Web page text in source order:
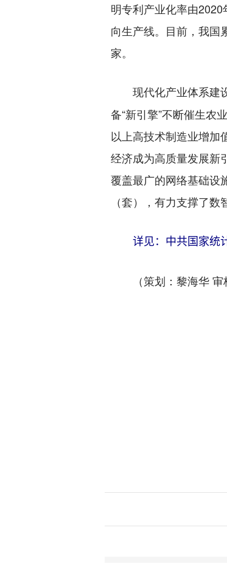
明专利产业化率由
向生产线。目前，我国
家。
现代化产业体系建
备“新引擎”不断催生农
以上高技术制造业增加
经济成为高质量发展新
覆盖最广的网络基础设
（套），有力支撑了数
详见：中共国家统
（策划：黎海华 审